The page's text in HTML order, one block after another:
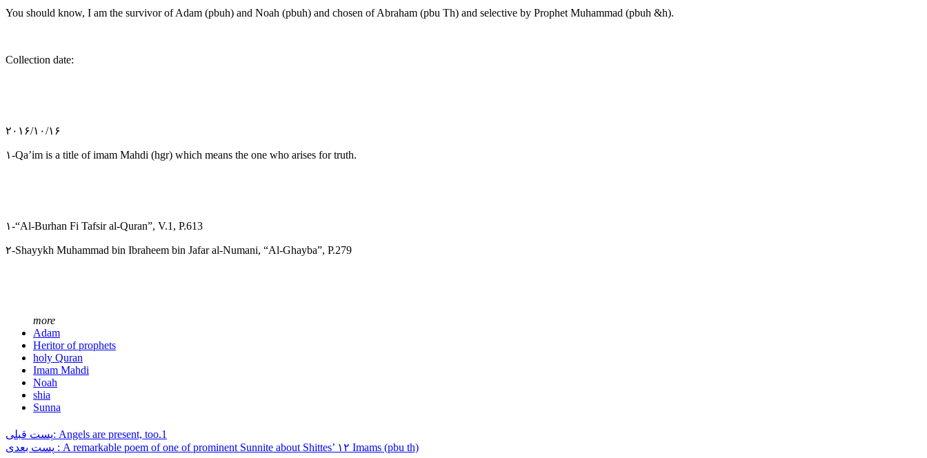
You should know, I am the survivor of Adam (pbuh) and Noah (pbuh) and chosen of Abraham (pbu Th) and selective by Prophet Muhammad (pbuh &h).
Collection date:
۲۰۱۶/۱۰/۱۶
۱-Qa’im is a title of imam Mahdi (hgr) which means the one who arises for truth.
۱-“Al-Burhan Fi Tafsir al-Quran”, V.1, P.613
۲-Shayykh Muhammad bin Ibraheem bin Jafar al-Numani, “Al-Ghayba”, P.279
more
Adam
Heritor of prophets
holy Quran
Imam Mahdi
Noah
shia
Sunna
پست قبلی: Angels are present, too.1
پست بعدی : A remarkable poem of one of prominent Sunnite about Shittes’ ۱۲ Imams (pbu th)